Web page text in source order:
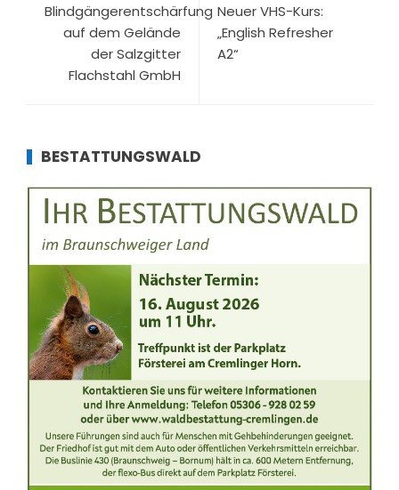
Blindgängerentschärfung
auf dem Gelände
der Salzgitter
Flachstahl GmbH
Neuer VHS-Kurs:
„English Refresher
A2“
BESTATTUNGSWALD